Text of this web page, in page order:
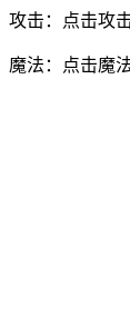
攻击：点击攻
魔法：点击魔